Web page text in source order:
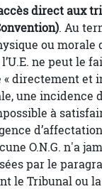
direct aux
. Au
ou
ne peut le
directement et
une incidence
à
O.N.G. n'a
par le
le Tribunal ou